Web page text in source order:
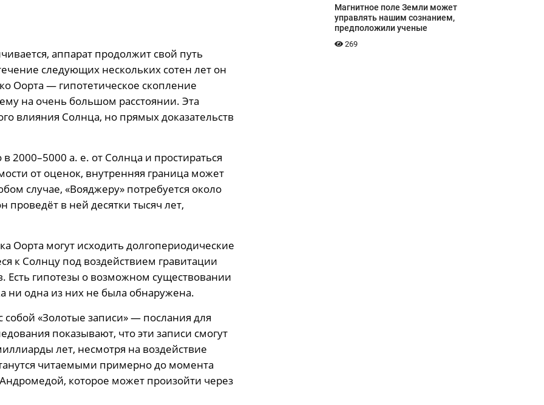
аппарат продолжит свой путь
следующих нескольких сотен лет он
Оорта — гипотетическое скопление
на очень большом расстоянии. Эта
влияния Солнца, но прямых доказательств
а. е. от Солнца и простираться
от оценок, внутренняя граница может
случае, «Вояджеру» потребуется около
проведёт в ней десятки тысяч лет,
Оорта могут исходить долгопериодические
к Солнцу под воздействием гравитации
Есть гипотезы о возможном существовании
ни одна из них не была обнаружена.
собой «Золотые записи» — послания для
показывают, что эти записи смогут
лет, несмотря на воздействие
читаемыми примерно до момента
которое может произойти через
Магнитное поле Земли может
управлять нашим сознанием,
предположили ученые
269